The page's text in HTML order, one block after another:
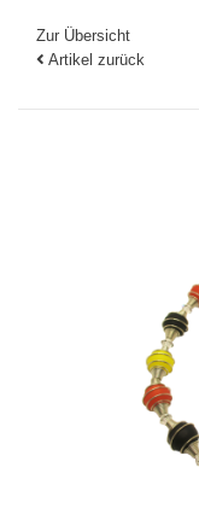
Zur Übersicht
Artikel zurück